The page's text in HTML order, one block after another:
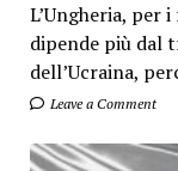
L’Ungheria, per
dipende più dal
dell’Ucraina,
Leave a Comment